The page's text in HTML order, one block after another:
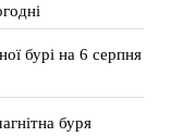
бурі на 6 серпня
буря